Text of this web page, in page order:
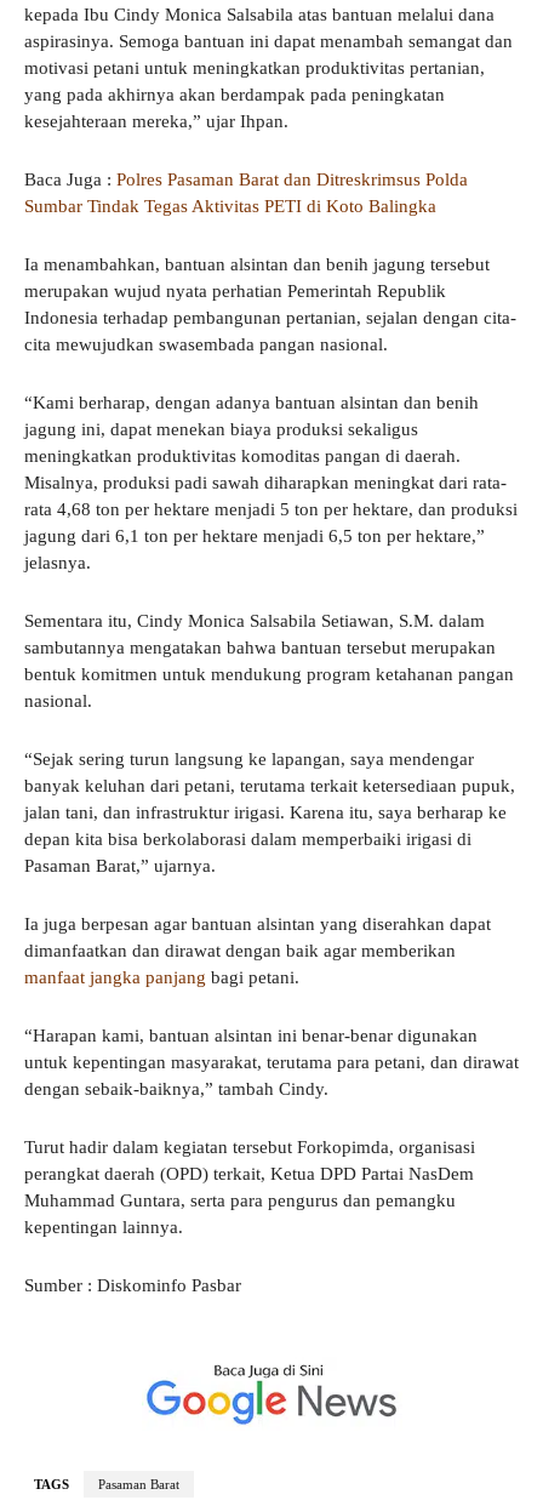
kepada Ibu Cindy Monica Salsabila atas bantuan melalui dana
aspirasinya. Semoga bantuan ini dapat menambah semangat dan
motivasi petani untuk meningkatkan produktivitas pertanian,
yang pada akhirnya akan berdampak pada peningkatan
kesejahteraan mereka,” ujar Ihpan.
Baca Juga : Polres Pasaman Barat dan Ditreskrimsus Polda
Sumbar Tindak Tegas Aktivitas PETI di Koto Balingka
Ia menambahkan, bantuan alsintan dan benih jagung tersebut
merupakan wujud nyata perhatian Pemerintah Republik
Indonesia terhadap pembangunan pertanian, sejalan dengan cita-
cita mewujudkan swasembada pangan nasional.
“Kami berharap, dengan adanya bantuan alsintan dan benih
jagung ini, dapat menekan biaya produksi sekaligus
meningkatkan produktivitas komoditas pangan di daerah.
Misalnya, produksi padi sawah diharapkan meningkat dari rata-
rata 4,68 ton per hektare menjadi 5 ton per hektare, dan produksi
jagung dari 6,1 ton per hektare menjadi 6,5 ton per hektare,”
jelasnya.
Sementara itu, Cindy Monica Salsabila Setiawan, S.M. dalam
sambutannya mengatakan bahwa bantuan tersebut merupakan
bentuk komitmen untuk mendukung program ketahanan pangan
nasional.
“Sejak sering turun langsung ke lapangan, saya mendengar
banyak keluhan dari petani, terutama terkait ketersediaan pupuk,
jalan tani, dan infrastruktur irigasi. Karena itu, saya berharap ke
depan kita bisa berkolaborasi dalam memperbaiki irigasi di
Pasaman Barat,” ujarnya.
Ia juga berpesan agar bantuan alsintan yang diserahkan dapat
dimanfaatkan dan dirawat dengan baik agar memberikan
manfaat jangka panjang bagi petani.
“Harapan kami, bantuan alsintan ini benar-benar digunakan
untuk kepentingan masyarakat, terutama para petani, dan dirawat
dengan sebaik-baiknya,” tambah Cindy.
Turut hadir dalam kegiatan tersebut Forkopimda, organisasi
perangkat daerah (OPD) terkait, Ketua DPD Partai NasDem
Muhammad Guntara, serta para pengurus dan pemangku
kepentingan lainnya.
Sumber : Diskominfo Pasbar
TAGS Pasaman Barat